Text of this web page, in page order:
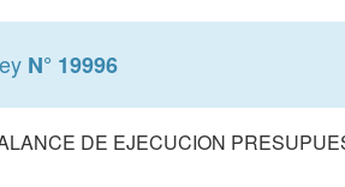
N° 19996
DE EJECUCION